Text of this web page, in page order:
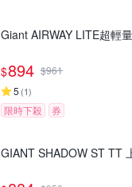
Giant AIRWAY LITE超輕
$894 $961
5 (1)
限時下殺 券
GIANT SHADOW ST TT